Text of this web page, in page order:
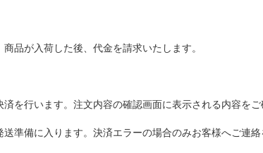
品が入荷した後、代金を請求いたします。
を行います。注文内容の確認画面に表示される内容をご
準備に入ります。決済エラーの場合のみお客様へご連絡